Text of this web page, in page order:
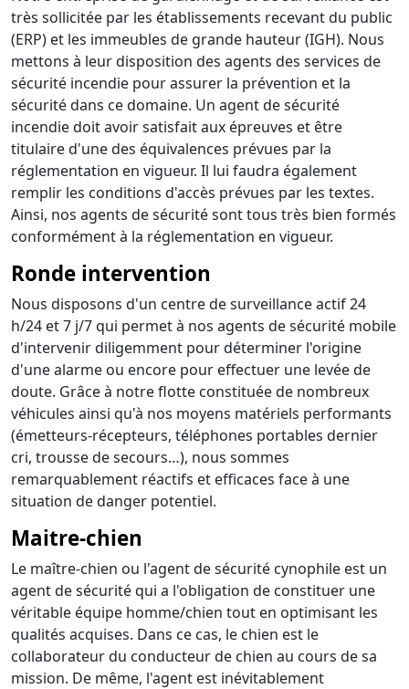
très sollicitée par les établissements recevant du public
(ERP) et les immeubles de grande hauteur (IGH). Nous
mettons à leur disposition des agents des services de
sécurité incendie pour assurer la prévention et la
sécurité dans ce domaine. Un agent de sécurité
incendie doit avoir satisfait aux épreuves et être
titulaire d'une des équivalences prévues par la
réglementation en vigueur. Il lui faudra également
remplir les conditions d'accès prévues par les textes.
Ainsi, nos agents de sécurité sont tous très bien formés
conformément à la réglementation en vigueur.
Ronde intervention
Nous disposons d'un centre de surveillance actif 24
h/24 et 7 j/7 qui permet à nos agents de sécurité mobile
d'intervenir diligemment pour déterminer l'origine
d'une alarme ou encore pour effectuer une levée de
doute. Grâce à notre flotte constituée de nombreux
véhicules ainsi qu'à nos moyens matériels performants
(émetteurs-récepteurs, téléphones portables dernier
cri, trousse de secours…), nous sommes
remarquablement réactifs et efficaces face à une
situation de danger potentiel.
Maitre-chien
Le maître-chien ou l'agent de sécurité cynophile est un
agent de sécurité qui a l'obligation de constituer une
véritable équipe homme/chien tout en optimisant les
qualités acquises. Dans ce cas, le chien est le
collaborateur du conducteur de chien au cours de sa
mission. De même, l'agent est inévitablement